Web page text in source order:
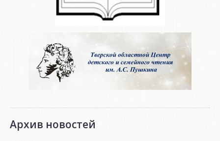
Архив новостей